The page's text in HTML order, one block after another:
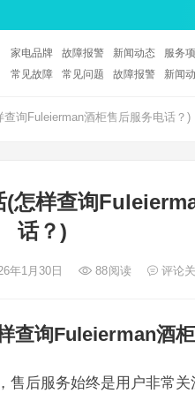
家电品牌 故障报警 新闻动态 服务
常见故障
常见问题 故障报警 新闻
询Fuleierman酒柜售后服务电话？)
怎样查询
话？)
年1月30日 88阅读 评论
查询Fuleierman酒
售后服务始终是用户非常